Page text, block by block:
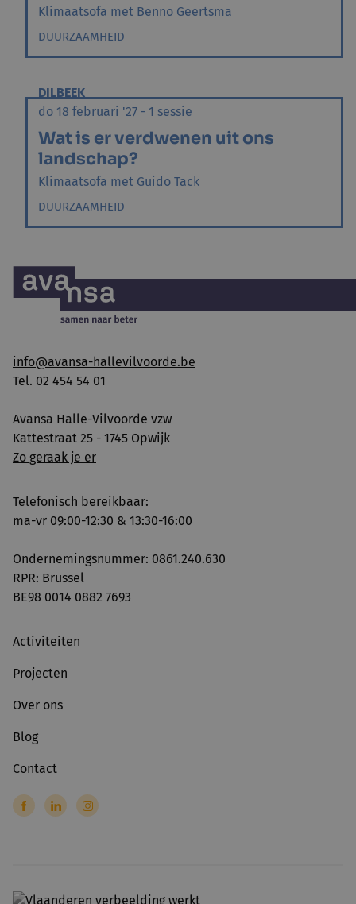
Klimaatsofa met Benno Geertsma
DUURZAAMHEID
DILBEEK
do 18 februari '27 - 1 sessie
Wat is er verdwenen uit ons
landschap?
Klimaatsofa met Guido Tack
DUURZAAMHEID
info@avansa-hallevilvoorde.be
Tel. 02 454 54 01
Avansa Halle-Vilvoorde vzw
Kattestraat 25 - 1745 Opwijk
Zo geraak je er
Telefonisch bereikbaar:
ma-vr 09:00-12:30 & 13:30-16:00
Ondernemingsnummer: 0861.240.630
RPR: Brussel
BE98 0014 0882 7693
Activiteiten
Projecten
Over ons
Blog
Contact